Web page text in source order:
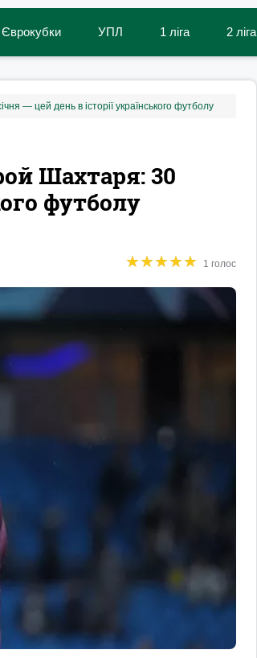
Єврокубки УПЛ 1 ліга 2 ліга
— цей день в історії українського футболу
Шахтаря: 30
футболу
★★★★★
★★★★★ 1 голос